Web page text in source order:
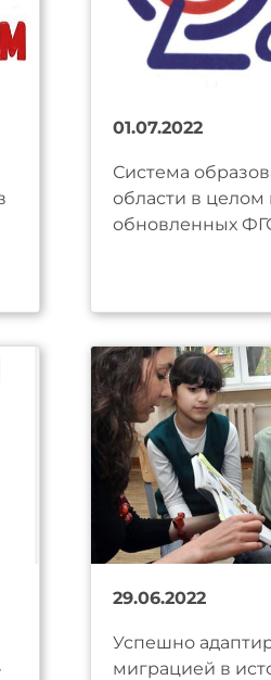
01.07.2022
Система
области в целом
обновленных
29.06.2022
Успешно
миграцией в